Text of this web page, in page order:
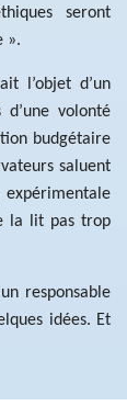
seront
».
l’objet d’un
volonté
budgétaire
saluent
la lit pas trop
responsable
idées. Et